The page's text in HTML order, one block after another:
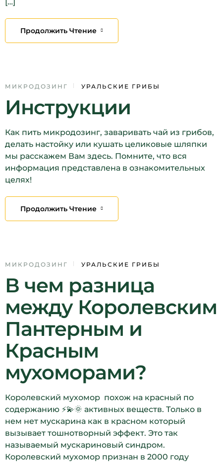
Продолжить Чтение
10
ДЕК
МИКРОДОЗИНГ УРАЛЬСКИЕ ГРИБЫ
Инструкции
Как пить микродозинг, заваривать чай из грибов,
делать настойку или кушать целиковые шляпки
мы расскажем Вам здесь. Помните, что вся
информация представлена в ознакомительных
целях!
Продолжить Чтение
09
ДЕК
МИКРОДОЗИНГ УРАЛЬСКИЕ ГРИБЫ
В чем разница
между Королевским
Пантерным и
Красным
мухоморами?
Королевский мухомор похож на красный по
содержанию ⚡️💫🌞 активных веществ. Только в
нем нет мускарина как в красном который
вызывает тошнотворный эффект. Это так
называемый мускариновый синдром.
Королевский мухомор признан в 2000 году